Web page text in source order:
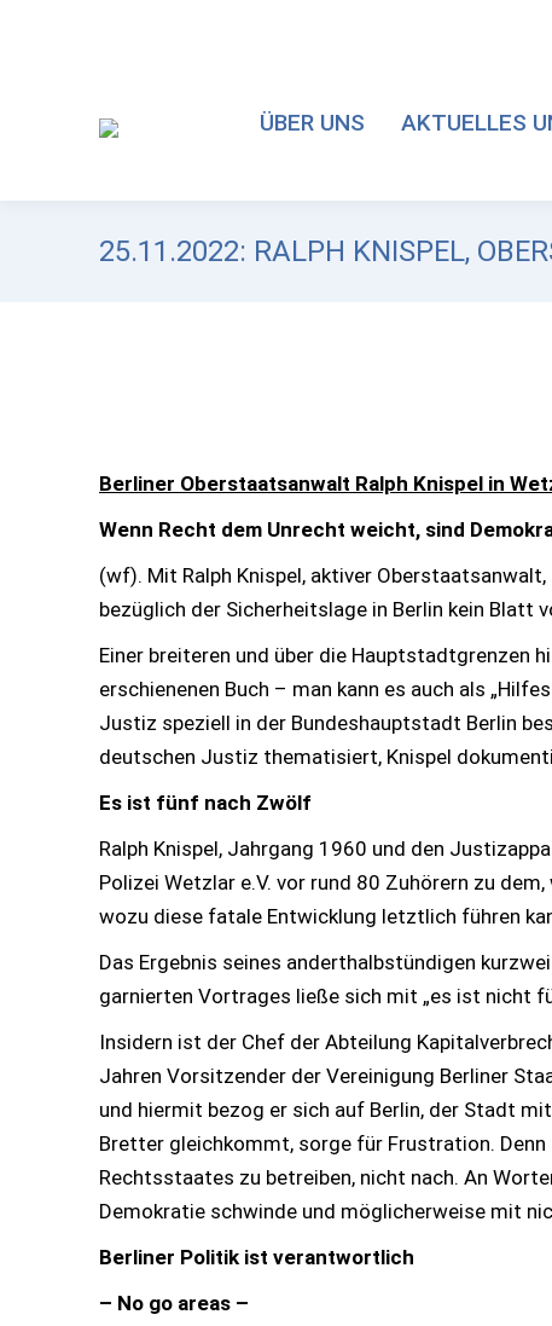
ÜBER UNS AKTUELLES
25.11.2022: RALPH KNISPEL,
Berliner Oberstaatsanwalt Ralph Knispel in
Wenn Recht dem Unrecht weicht, sind
(wf). Mit Ralph Knispel, aktiver
bezüglich der Sicherheitslage in Berlin kein Blatt
Einer breiteren und über die Hauptstadtgrenzen
erschienenen Buch – man kann es auch als
Justiz speziell in der Bundeshauptstadt Berlin
deutschen Justiz thematisiert, Knispel
Es ist fünf nach Zwölf
Ralph Knispel, Jahrgang 1960 und den
Polizei Wetzlar e.V. vor rund 80 Zuhörern zu
wozu diese fatale Entwicklung letztlich führen
Das Ergebnis seines anderthalbstündigen
garnierten Vortrages ließe sich mit „es ist nicht
Insidern ist der Chef der Abteilung
Jahren Vorsitzender der Vereinigung Berliner
und hiermit bezog er sich auf Berlin, der Stadt
Bretter gleichkommt, sorge für Frustration.
Rechtsstaates zu betreiben, nicht nach. An
Demokratie schwinde und möglicherweise mit
Berliner Politik ist verantwortlich
– No go areas –